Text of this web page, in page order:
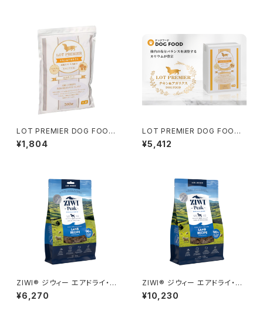
LOT PREMIER DOG FOOD
チキン&アガリクス 高齢犬用 全
犬種 500g
¥1,804
LOT PREMIER DOG FOOD
成犬用全犬種用 大容量2kg
¥5,412
ZIWI® ジウィー エアドライ・ド
ッグフード ラム 454g
¥6,270
ZIWI® ジウィー エアドライ・ド
ッグフード ラム 1kg
¥10,230